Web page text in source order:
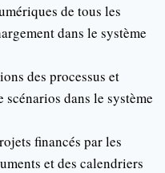
de tous les
dans le système
des processus et
dans le système
financés par les
et des calendriers